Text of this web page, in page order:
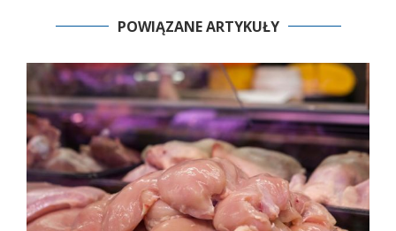
POWIĄZANE ARTYKUŁY